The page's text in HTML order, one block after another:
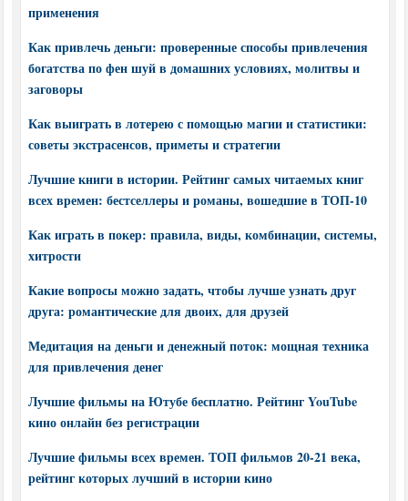
применения
Как привлечь деньги: проверенные способы привлечения
богатства по фен шуй в домашних условиях, молитвы и
заговоры
Как выиграть в лотерею с помощью магии и статистики:
советы экстрасенсов, приметы и стратегии
Лучшие книги в истории. Рейтинг самых читаемых книг
всех времен: бестселлеры и романы, вошедшие в ТОП-10
Как играть в покер: правила, виды, комбинации, системы,
хитрости
Какие вопросы можно задать, чтобы лучше узнать друг
друга: романтические для двоих, для друзей
Медитация на деньги и денежный поток: мощная техника
для привлечения денег
Лучшие фильмы на Ютубе бесплатно. Рейтинг YouTube
кино онлайн без регистрации
Лучшие фильмы всех времен. ТОП фильмов 20-21 века,
рейтинг которых лучший в истории кино